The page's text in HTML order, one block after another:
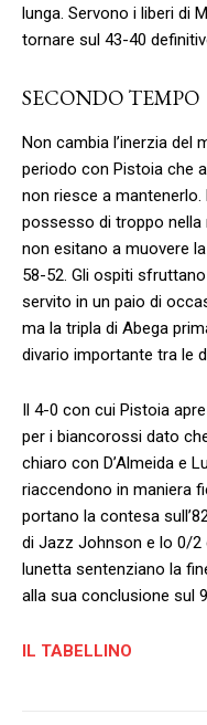
lunga. Servono i liberi di
tornare sul 43-40
SECONDO TEMPO
Non cambia l’inerzia del
periodo con Pistoia che
non riesce a mantenerlo.
possesso di troppo
non esitano a muovere
58-52. Gli ospiti
servito in un paio di
ma la tripla di Abega
divario importante tra le
Il 4-0 con cui Pistoia
per i biancorossi dato
chiaro con D’Almeida e
riaccendono in maniera
portano la contesa
di Jazz Johnson e lo 0/
lunetta sentenziano la
alla sua conclusione sul
IL TABELLINO